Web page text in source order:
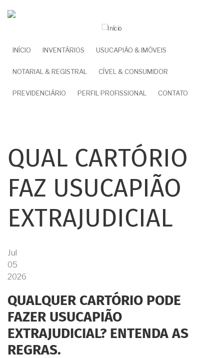
para
principal
NAVEGAÇÃO
INÍCIO INVENTÁRIOS USUCAPIÃO & IMÓVEIS
NOTARIAL & REGISTRAL CÍVEL & CONSUMIDOR
PREVIDENCIÁRIO PERFIL PROFISSIONAL CONTATO
QUAL CARTÓRIO
FAZ USUCAPIÃO
EXTRAJUDICIAL
Jul
05
2026
QUALQUER CARTÓRIO PODE
FAZER USUCAPIÃO
EXTRAJUDICIAL? ENTENDA AS
REGRAS.